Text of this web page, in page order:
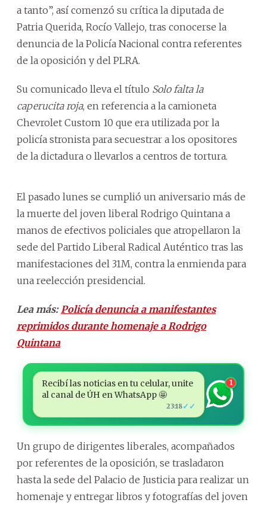
a tanto”, así comenzó su crítica la diputada de
Patria Querida, Rocío Vallejo, tras conocerse la
denuncia de la Policía Nacional contra referentes
de la oposición y del PLRA.
Su comunicado lleva el título Solo falta la
caperucita roja, en referencia a la camioneta
Chevrolet Custom 10 que era utilizada por la
policía stronista para secuestrar a los opositores
de la dictadura o llevarlos a centros de tortura.
El pasado lunes se cumplió un aniversario más de
la muerte del joven liberal Rodrigo Quintana a
manos de efectivos policiales que atropellaron la
sede del Partido Liberal Radical Auténtico tras las
manifestaciones del 31M, contra la enmienda para
una reelección presidencial.
Lea más: Policía denuncia a manifestantes
reprimidos durante homenaje a Rodrigo
Quintana
Recibí las noticias en tu celular, unite
al canal de ÚH en WhatsApp 🤩
23:18✓✓
1
Un grupo de dirigentes liberales, acompañados
por referentes de la oposición, se trasladaron
hasta la sede del Palacio de Justicia para realizar un
homenaje y entregar libros y fotografías del joven